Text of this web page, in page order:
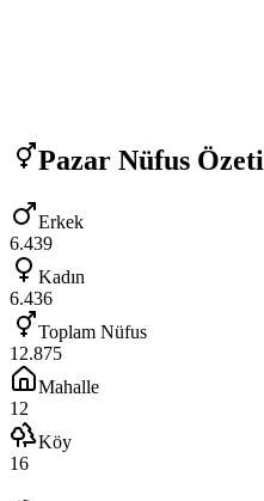
Pazar Nüfus Özeti
Erkek
6.439
Kadın
6.436
Toplam Nüfus
12.875
Mahalle
12
Köy
16